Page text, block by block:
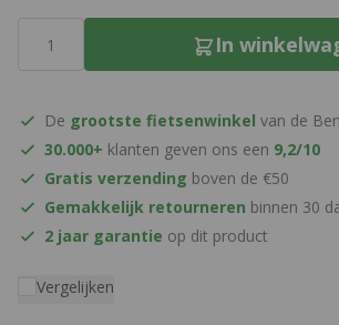
In
De grootste fietsenwinkel van de
30.000+ klanten geven ons een 9,2/10
Gratis verzending boven de €50
Gemakkelijk retourneren binnen 30
2 jaar garantie op dit product
Vergelijken